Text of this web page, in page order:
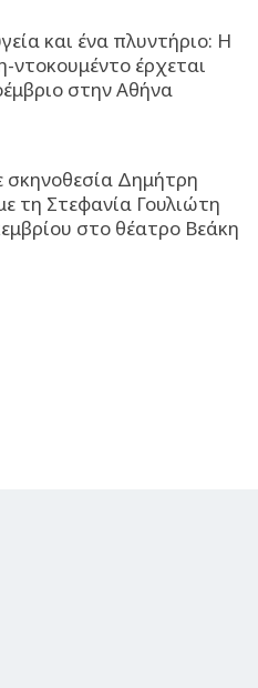
και ένα πλυντήριο: Η
έρχεται
στην Αθήνα
σκηνοθεσία Δημήτρη
τη Στεφανία Γουλιώτη
στο θέατρο Βεάκη